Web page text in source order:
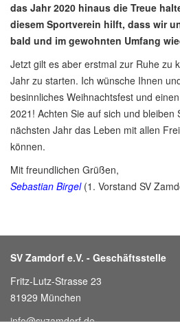
das Jahr 2020 hinaus die Treue
diesem Sportverein hilft, dass wir
bald und im gewohnten Umfang
Jetzt gilt es aber erstmal zur Ruhe zu
Jahr zu starten. Ich wünsche Ihnen
besinnliches Weihnachtsfest und
2021! Achten Sie auf sich und bleiben
nächsten Jahr das Leben mit allen
können.
Mit freundlichen Grüßen,
Sebastian Birgel(1. Vorstand SV
SV Zamdorf e.V. - Geschäftsstelle
Fritz-Lutz-Strasse 23
81929 München